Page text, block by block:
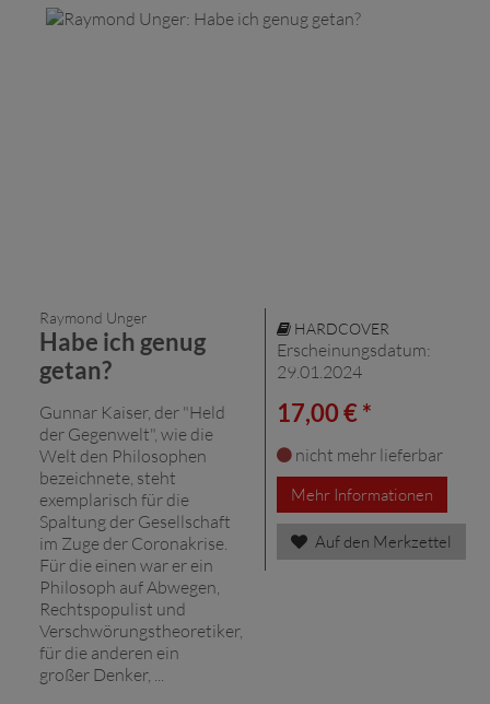
Raymond Unger
Habe ich genug
getan?
Gunnar Kaiser, der "Held
der Gegenwelt", wie die
Welt den Philosophen
bezeichnete, steht
exemplarisch für die
Spaltung der Gesellschaft
im Zuge der Coronakrise.
Für die einen war er ein
Philosoph auf Abwegen,
Rechtspopulist und
Verschwörungstheoretiker,
für die anderen ein
großer Denker, ...
HARDCOVER
Erscheinungsdatum:
29.01.2024
17,00 € *
nicht mehr lieferbar
Mehr Informationen
Auf den Merkzettel